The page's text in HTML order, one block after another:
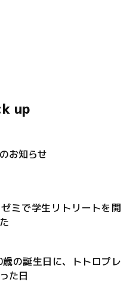
up
お知らせ
ミで学生リトリートを開
の誕生日に、トトロプレ
た日